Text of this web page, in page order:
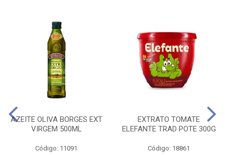
AZEITE OLIVA BORGES EXT
VIRGEM 500ML
Código: 11091
EXTRATO TOMATE
ELEFANTE TRAD POTE 300G
Código: 18861